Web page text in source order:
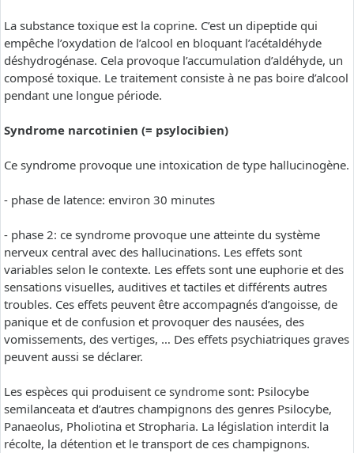
La substance toxique est la coprine. C’est un dipeptide qui
empêche l’oxydation de l’alcool en bloquant l’acétaldéhyde
déshydrogénase. Cela provoque l’accumulation d’aldéhyde, un
composé toxique. Le traitement consiste à ne pas boire d’alcool
pendant une longue période.
Syndrome narcotinien (= psylocibien)
Ce syndrome provoque une intoxication de type hallucinogène.
- phase de latence: environ 30 minutes
- phase 2: ce syndrome provoque une atteinte du système
nerveux central avec des hallucinations. Les effets sont
variables selon le contexte. Les effets sont une euphorie et des
sensations visuelles, auditives et tactiles et différents autres
troubles. Ces effets peuvent être accompagnés d’angoisse, de
panique et de confusion et provoquer des nausées, des
vomissements, des vertiges, … Des effets psychiatriques graves
peuvent aussi se déclarer.
Les espèces qui produisent ce syndrome sont: Psilocybe
semilanceata et d’autres champignons des genres Psilocybe,
Panaeolus, Pholiotina et Stropharia. La législation interdit la
récolte, la détention et le transport de ces champignons.